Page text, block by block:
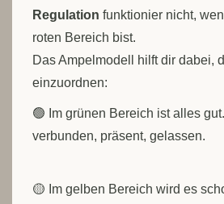
Regulation funktionier nicht,
roten Bereich bist.
Das Ampelmodell hilft dir dabei,
einzuordnen:
🟢 Im grünen Bereich ist alles
verbunden, präsent, gelassen.
🟡 Im gelben Bereich wird es